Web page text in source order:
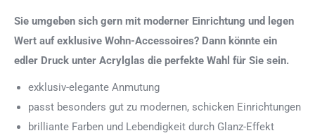
Sie umgeben sich gern mit moderner Einrichtung und legen
Wert auf exklusive Wohn-Accessoires? Dann könnte ein
edler Druck unter Acrylglas die perfekte Wahl für Sie sein.
exklusiv-elegante Anmutung
passt besonders gut zu modernen, schicken Einrichtungen
brilliante Farben und Lebendigkeit durch Glanz-Effekt